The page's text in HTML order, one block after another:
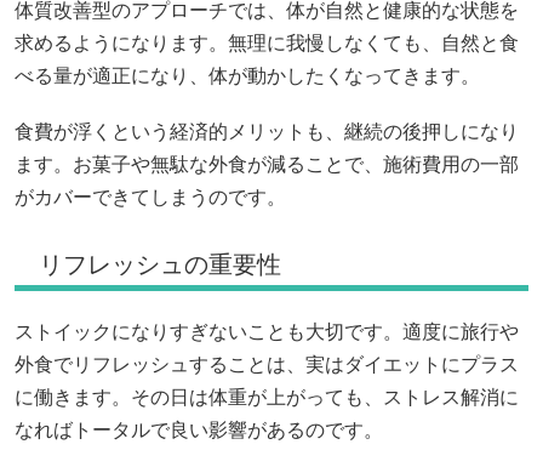
体質改善型のアプローチでは、体が自然と健康的な状態を
求めるようになります。無理に我慢しなくても、自然と食
べる量が適正になり、体が動かしたくなってきます。
食費が浮くという経済的メリットも、継続の後押しになり
ます。お菓子や無駄な外食が減ることで、施術費用の一部
がカバーできてしまうのです。
リフレッシュの重要性
ストイックになりすぎないことも大切です。適度に旅行や
外食でリフレッシュすることは、実はダイエットにプラス
に働きます。その日は体重が上がっても、ストレス解消に
なればトータルで良い影響があるのです。